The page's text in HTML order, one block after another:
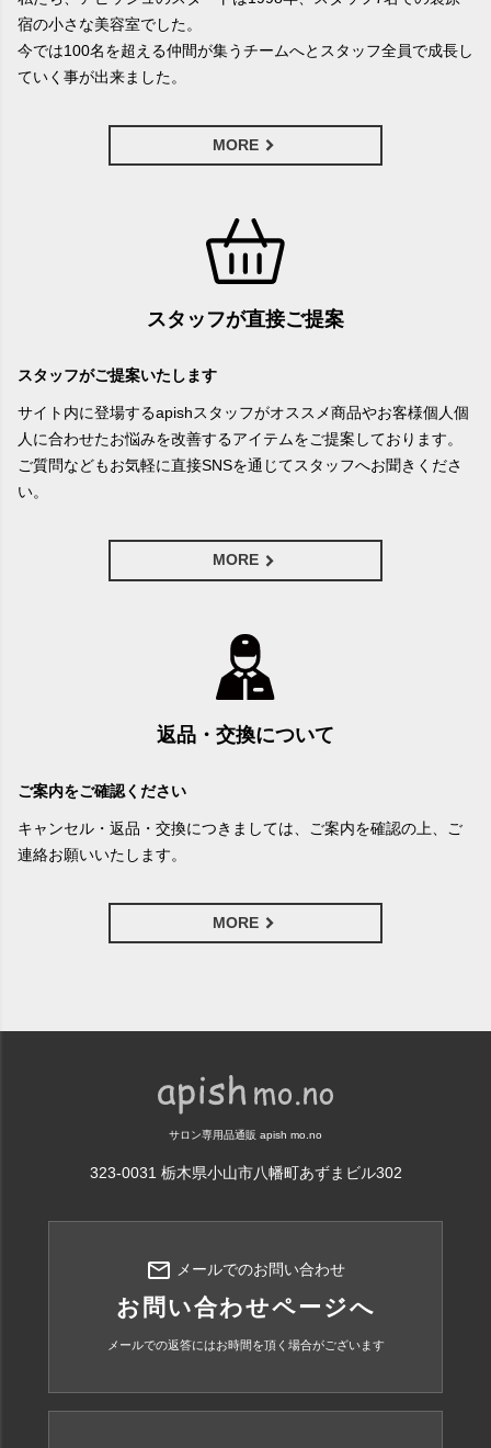
宿の小さな美容室でした。
今では100名を超える仲間が集うチームへとスタッフ全員で成長し
ていく事が出来ました。
MORE
スタッフが直接ご提案
スタッフがご提案いたします
サイト内に登場するapishスタッフがオススメ商品やお客様個人個
人に合わせたお悩みを改善するアイテムをご提案しております。
ご質問などもお気軽に直接SNSを通じてスタッフへお聞きくださ
い。
MORE
返品・交換について
ご案内をご確認ください
キャンセル・返品・交換につきましては、ご案内を確認の上、ご
連絡お願いいたします。
MORE
サロン専用品通販 apish mo.no
323-0031 栃木県小山市八幡町あずまビル302
mail_outline メールでのお問い合わせ
お問い合わせページへ
メールでの返答にはお時間を頂く場合がございます